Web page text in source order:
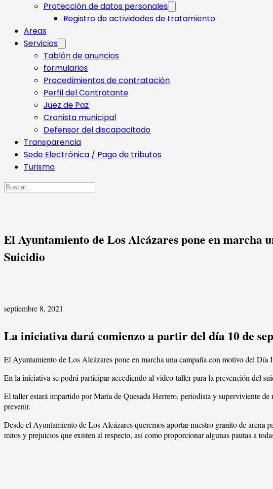
Protección de datos personales
Registro de actividades de tratamiento
Areas
Servicios
Tablón de anuncios
formularios
Procedimientos de contratación
Perfil del Contratante
Juez de Paz
Cronista municipal
Defensor del discapacitado
Transparencia
Sede Electrónica / Pago de tributos
Turismo
Buscar
El Ayuntamiento de Los Alcázares pone en marcha
Suicidio
septiembre 8, 2021
La iniciativa dará comienzo a partir del día 10 de
El Ayuntamiento de Los Alcázares pone en marcha una campaña con motivo del
En la iniciativa se podrá participar accediendo al video-taller para la prevención del
El taller estará impartido por María de Quesada Herrero, periodista y superviviente
prevenir.
Desde el Ayuntamiento de Los Alcázares queremos aportar nuestro granito de
mitos y prejuicios que existen al respecto, así como proporcionar algunas pautas a